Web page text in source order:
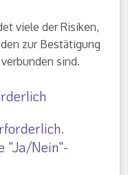
viele der Risiken,
zur Bestätigung
sind.
"Ja/Nein"-